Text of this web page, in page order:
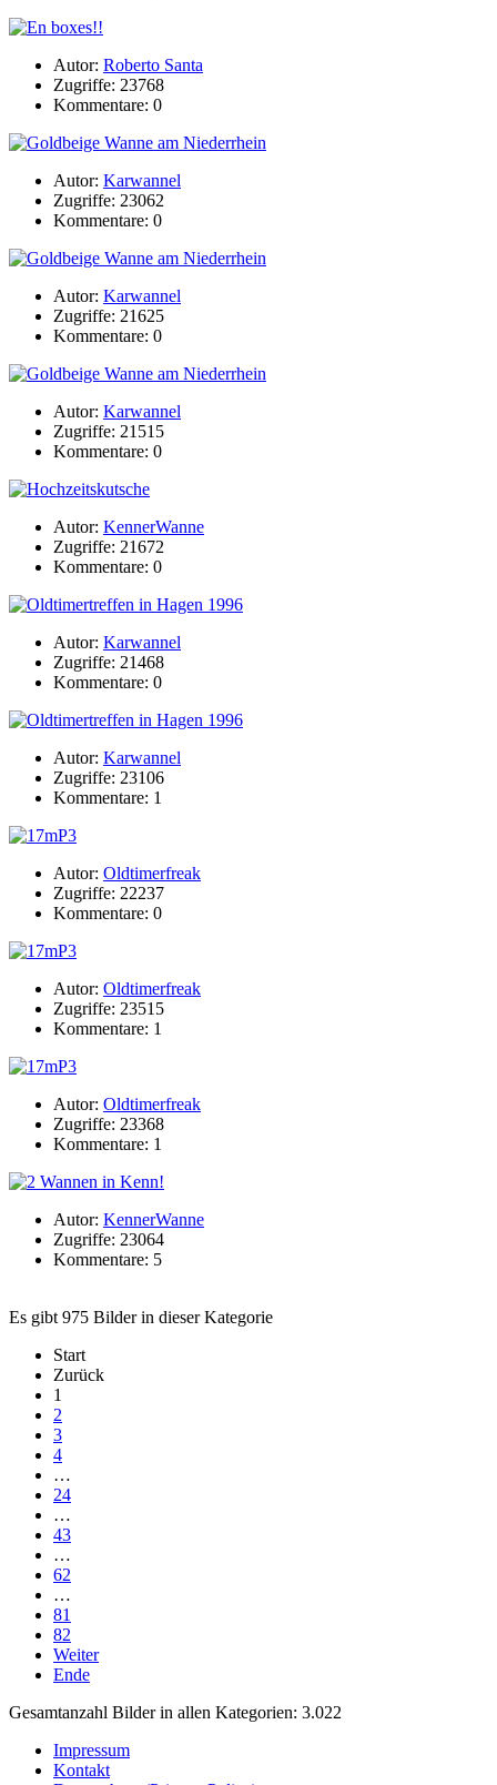
Autor: Roberto Santa
Zugriffe: 23768
Kommentare: 0
Autor: Karwannel
Zugriffe: 23062
Kommentare: 0
Autor: Karwannel
Zugriffe: 21625
Kommentare: 0
Autor: Karwannel
Zugriffe: 21515
Kommentare: 0
Autor: KennerWanne
Zugriffe: 21672
Kommentare: 0
Autor: Karwannel
Zugriffe: 21468
Kommentare: 0
Autor: Karwannel
Zugriffe: 23106
Kommentare: 1
Autor: Oldtimerfreak
Zugriffe: 22237
Kommentare: 0
Autor: Oldtimerfreak
Zugriffe: 23515
Kommentare: 1
Autor: Oldtimerfreak
Zugriffe: 23368
Kommentare: 1
Autor: KennerWanne
Zugriffe: 23064
Kommentare: 5
Es gibt 975 Bilder in dieser Kategorie
Start
Zurück
1
2
3
4
…
24
…
43
…
62
…
81
82
Weiter
Ende
Gesamtanzahl Bilder in allen Kategorien: 3.022
Impressum
Kontakt